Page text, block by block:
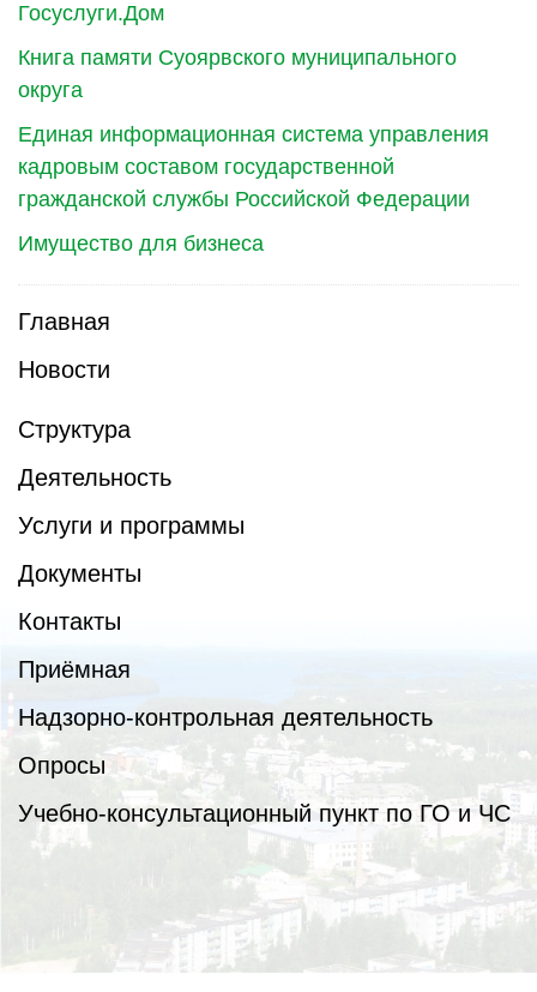
Госуслуги.Дом
Книга памяти Суоярвского муниципального
округа
Единая информационная система управления
кадровым составом государственной
гражданской службы Российской Федерации
Имущество для бизнеса
Главная
Новости
Структура
Деятельность
Услуги и программы
Документы
Контакты
Приёмная
Надзорно-контрольная деятельность
Опросы
Учебно-консультационный пункт по ГО и ЧС